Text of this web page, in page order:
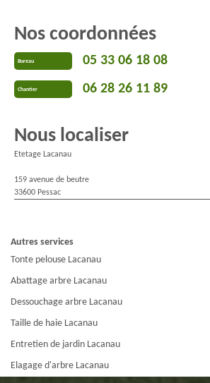
Nos coordonnées
Bureau 05 33 06 18 08
Chantier 06 28 26 11 89
Nous localiser
Etetage Lacanau
159 avenue de beutre
33600 Pessac
Autres services
Tonte pelouse Lacanau
Abattage arbre Lacanau
Dessouchage arbre Lacanau
Taille de haie Lacanau
Entretien de jardin Lacanau
Elagage d'arbre Lacanau